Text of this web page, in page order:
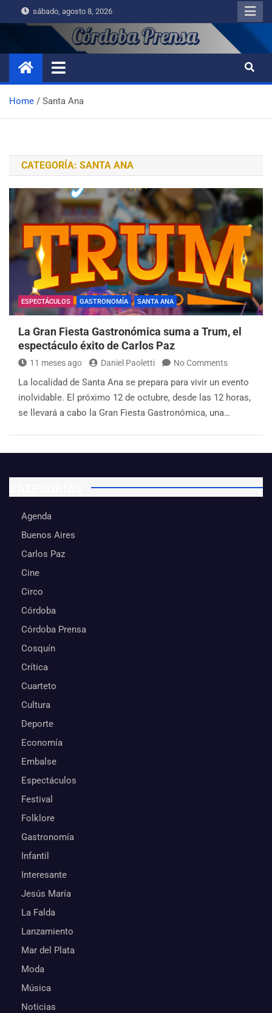
sábado, agosto 8, 2026
Home Santa Ana
CATEGORÍA: SANTA ANA
ESPECTÁCULOS GASTRONOMÍA SANTA ANA
La Gran Fiesta Gastronómica suma a Trum, el
espectáculo éxito de Carlos Paz
11 meses ago Daniel Paoletti No Comments
La localidad de Santa Ana se prepara para vivir un evento
inolvidable. El próximo 12 de octubre, desde las 12 horas,
se llevará a cabo la Gran Fiesta Gastronómica, una…
Agenda
Buenos Aires
Carlos Paz
Cine
Circo
Córdoba
Córdoba Prensa
Cosquín
Crítica
Cuarteto
Cultura
Deporte
Economía
Embalse
Espectáculos
Festival
Folklore
Gastronomía
Infantil
Interesante
Jesús María
La Falda
Lanzamiento
Mar del Plata
Moda
Música
Noticias